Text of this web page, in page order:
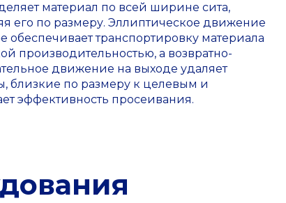
материал по всей ширине сита,
его по размеру. Эллиптическое движение
обеспечивает транспортировку материала
производительностью, а возвратно-
движение на выходе удаляет
близкие по размеру к целевым и
эффективность просеивания.